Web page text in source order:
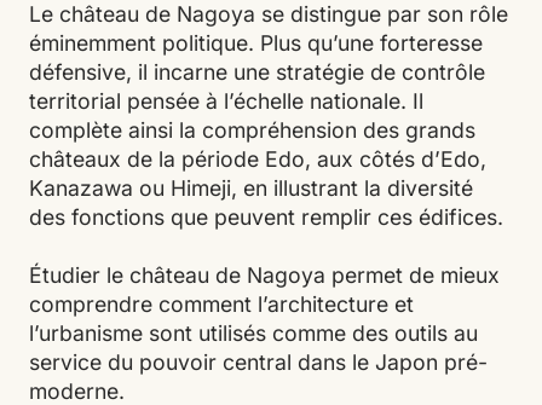
Le château de Nagoya se distingue par son rôle
éminemment politique. Plus qu’une forteresse
défensive, il incarne une stratégie de contrôle
territorial pensée à l’échelle nationale. Il
complète ainsi la compréhension des grands
châteaux de la période Edo, aux côtés d’Edo,
Kanazawa ou Himeji, en illustrant la diversité
des fonctions que peuvent remplir ces édifices.
Étudier le château de Nagoya permet de mieux
comprendre comment l’architecture et
l’urbanisme sont utilisés comme des outils au
service du pouvoir central dans le Japon pré-
moderne.